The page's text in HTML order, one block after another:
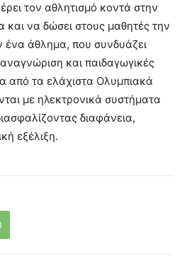
τον αθλητισμό κοντά στην
και να δώσει στους μαθητές την
ένα άθλημα, που συνδυάζει
και παιδαγωγικές
από τα ελάχιστα Ολυμπιακά
με ηλεκτρονικά συστήματα
διαφάνεια,
εξέλιξη.